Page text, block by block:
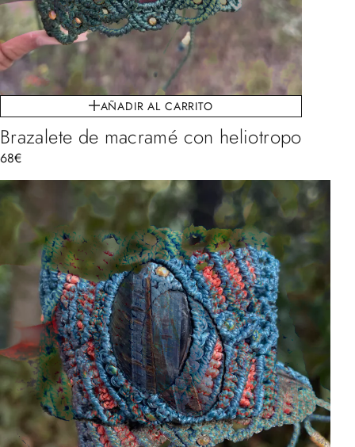
AÑADIR AL CARRITO
Brazalete de macramé con heliotropo
68€